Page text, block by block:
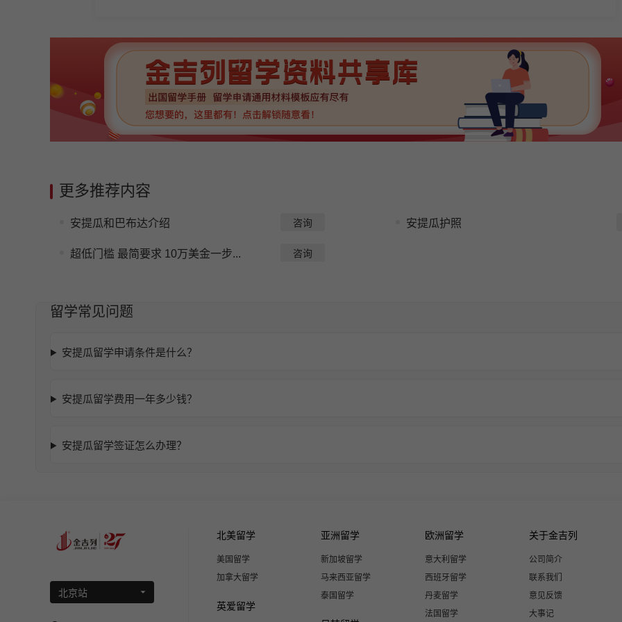
更多推荐内容
安提瓜和巴布达介绍 咨询 安提瓜护照
超低门槛 最简要求 10万美金一步... 咨询
留学常见问题
安提瓜留学申请条件是什么？
安提瓜留学费用一年多少钱？
安提瓜留学签证怎么办理？
北京站
北美留学
美国留学
加拿大留学
英爱留学
亚洲留学
新加坡留学
马来西亚留学
泰国留学
欧洲留学
意大利留学
西班牙留学
丹麦留学
法国留学
关于金吉列
公司简介
联系我们
意见反馈
大事记